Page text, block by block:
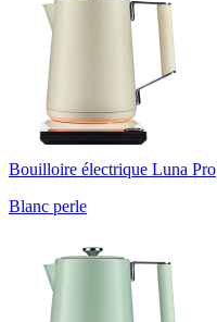
Bouilloire électrique Luna Pro
Blanc perle